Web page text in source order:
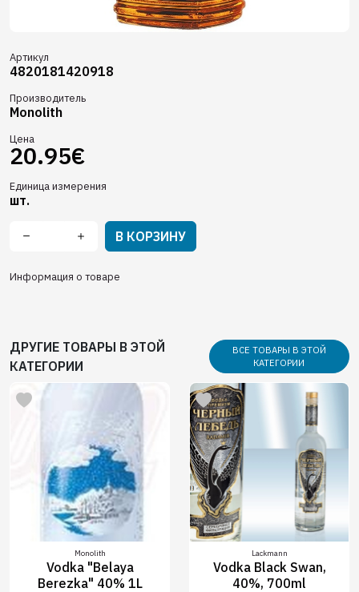
Артикул
4820181420918
Производитель
Monolith
Цена
20.95€
Единица измерения
шт.
В КОРЗИНУ
Информация о товаре
ДРУГИЕ ТОВАРЫ В ЭТОЙ
КАТЕГОРИИ
ВСЕ ТОВАРЫ В ЭТОЙ
КАТЕГОРИИ
Monolith
Vodka "Belaya
Berezka" 40% 1L
Lackmann
Vodka Black Swan,
40%, 700ml